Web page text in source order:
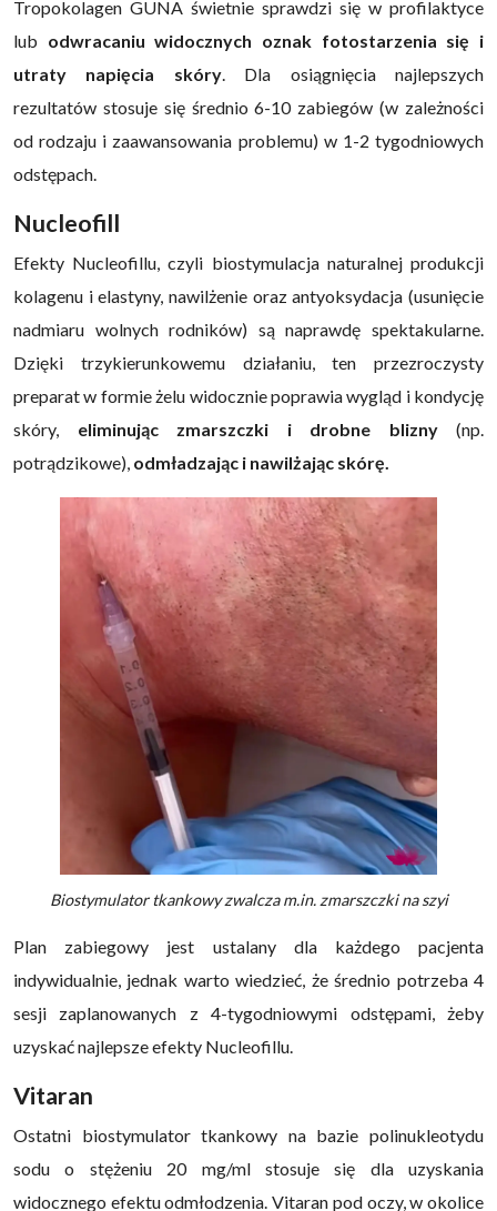
Tropokolagen GUNA świetnie sprawdzi się w profilaktyce
lub odwracaniu widocznych oznak fotostarzenia się i
utraty napięcia skóry. Dla osiągnięcia najlepszych
rezultatów stosuje się średnio 6-10 zabiegów (w zależności
od rodzaju i zaawansowania problemu) w 1-2 tygodniowych
odstępach.
Nucleofill
Efekty Nucleofillu, czyli biostymulacja naturalnej produkcji
kolagenu i elastyny, nawilżenie oraz antyoksydacja (usunięcie
nadmiaru wolnych rodników) są naprawdę spektakularne.
Dzięki trzykierunkowemu działaniu, ten przezroczysty
preparat w formie żelu widocznie poprawia wygląd i kondycję
skóry, eliminując zmarszczki i drobne blizny(np.
potrądzikowe), odmładzając i nawilżając skórę.
Biostymulator tkankowy zwalcza m.in. zmarszczki na szyi
Plan zabiegowy jest ustalany dla każdego pacjenta
indywidualnie, jednak warto wiedzieć, że średnio potrzeba 4
sesji zaplanowanych z 4-tygodniowymi odstępami, żeby
uzyskać najlepsze efekty Nucleofillu.
Vitaran
Ostatni biostymulator tkankowy na bazie polinukleotydu
sodu o stężeniu 20 mg/ml stosuje się dla uzyskania
widocznego efektu odmłodzenia. Vitaran pod oczy, w okolice